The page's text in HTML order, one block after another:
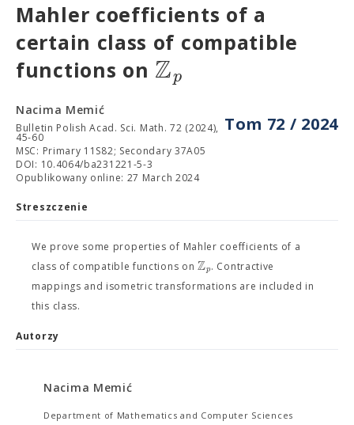
Mahler coefficients of a
certain class of compatible
functions on Zp
Tom 72 / 2024
Nacima Memić
Bulletin Polish Acad. Sci. Math. 72 (2024),
45-60
MSC: Primary 11S82; Secondary 37A05
DOI: 10.4064/ba231221-5-3
Opublikowany online: 27 March 2024
Streszczenie
We prove some properties of Mahler coefficients of a
class of compatible functions onZp. Contractive
mappings and isometric transformations are included in
this class.
Autorzy
Nacima Memić
Department of Mathematics and Computer Sciences